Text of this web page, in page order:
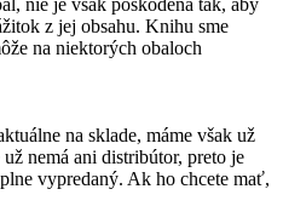
z jej obsahu. Knihu sme
na niektorých obaloch
na sklade, máme však už
nemá ani distribútor, preto je
vypredaný. Ak ho chcete mať,